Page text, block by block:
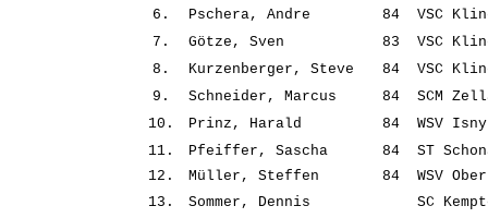
6.
Pschera, Andre 84
VSC
7.
Götze, Sven 83
VSC
8.
Kurzenberger, Steve 84
VSC
9.
Schneider, Marcus 84
SCM
10.
Prinz, Harald 84
WSV Isny
11.
Pfeiffer, Sascha 84
ST
12.
Müller, Steffen 84
WSV
13.
Sommer, Dennis
SC